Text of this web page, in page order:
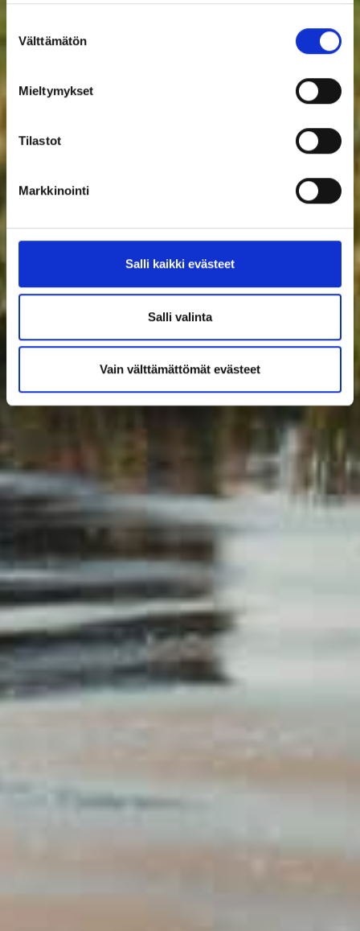
valinta
Välttämätön
Mieltymykset
Tilastot
Markkinointi
Salli kaikki evästeet
Salli valinta
Vain välttämättömät evästeet